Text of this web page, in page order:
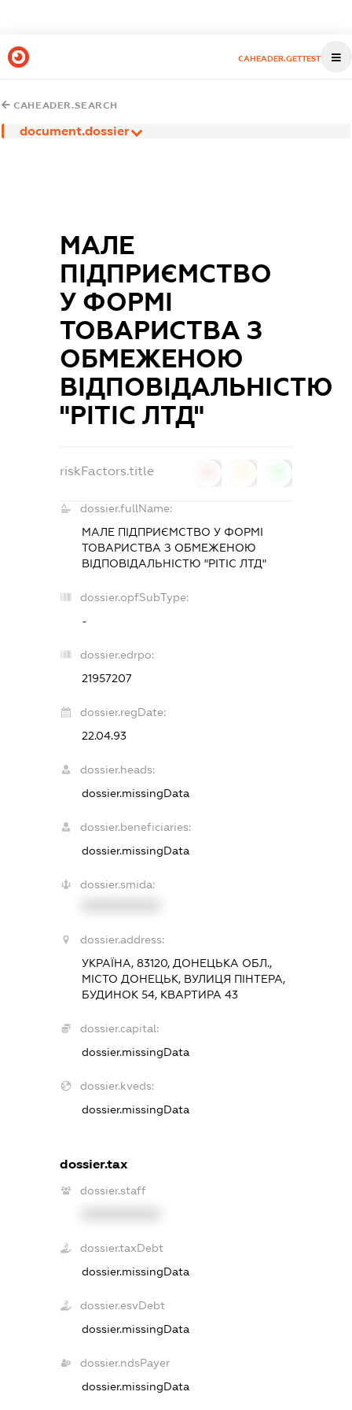
CAHEADER.GETTEST
CAHEADER.SEARCH
document.dossier
МАЛЕ
ПІДПРИЄМСТВО
У ФОРМІ
ТОВАРИСТВА З
ОБМЕЖЕНОЮ
ВІДПОВІДАЛЬНІСТЮ
"РІТІС ЛТД"
riskFactors.title
dossier.fullName:
МАЛЕ ПІДПРИЄМСТВО У ФОРМІ
ТОВАРИСТВА З ОБМЕЖЕНОЮ
ВІДПОВІДАЛЬНІСТЮ "РІТІС ЛТД"
dossier.opfSubType:
-
dossier.edrpo:
21957207
dossier.regDate:
22.04.93
dossier.heads:
dossier.missingData
dossier.beneficiaries:
dossier.missingData
dossier.smida:
dossier.address:
УКРАЇНА, 83120, ДОНЕЦЬКА ОБЛ.,
МІСТО ДОНЕЦЬК, ВУЛИЦЯ ПІНТЕРА,
БУДИНОК 54, КВАРТИРА 43
dossier.capital:
dossier.missingData
dossier.kveds:
dossier.missingData
dossier.tax
dossier.staff
dossier.taxDebt
dossier.missingData
dossier.esvDebt
dossier.missingData
dossier.ndsPayer
dossier.missingData